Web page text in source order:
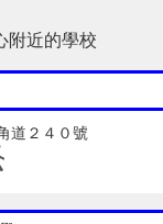
附近的學校
道２４０號